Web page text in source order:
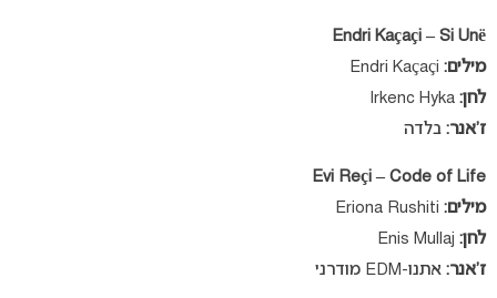
Endri Kaçaçi – Si Unë
מילים:
לחן:
ז’אנר: בלדה
Evi Reçi – Code of Life
מילים:
לחן:
ז’אנר: אתנו-EDM מודרני